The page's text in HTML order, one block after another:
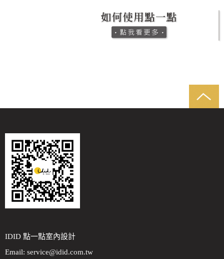
IDID 點一點室內設計
Email: service@idid.com.tw